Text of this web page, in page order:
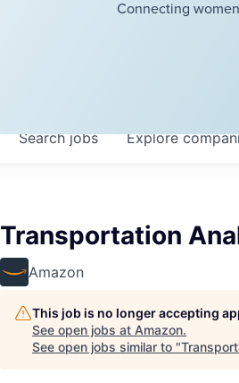
Connecting
Searchjobs Explore
Transportation
Amazon
This job is no longer accepting
See open jobs at Amazon.
See open jobs similar to "